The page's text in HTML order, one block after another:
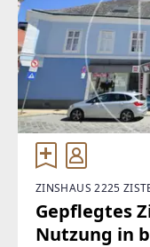
ZINSHAUS 2225
Gepflegtes
Nutzung in